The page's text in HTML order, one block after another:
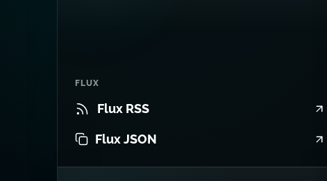
FLUX
Flux RSS
Flux JSON